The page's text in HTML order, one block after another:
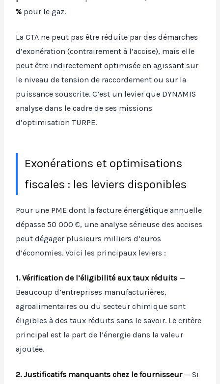
% pour le gaz.
La CTA ne peut pas être réduite par des démarches
d’exonération (contrairement à l’accise), mais elle
peut être indirectement optimisée en agissant sur
le niveau de tension de raccordement ou sur la
puissance souscrite. C’est un levier que DYNAMIS
analyse dans le cadre de ses missions
d’optimisation TURPE.
Exonérations et optimisations
fiscales : les leviers disponibles
Pour une PME dont la facture énergétique annuelle
dépasse 50 000 €, une analyse sérieuse des accises
peut dégager plusieurs milliers d’euros
d’économies. Voici les principaux leviers :
1. Vérification de l’éligibilité aux taux réduits —
Beaucoup d’entreprises manufacturières,
agroalimentaires ou du secteur chimique sont
éligibles à des taux réduits sans le savoir. Le critère
principal est la part de l’énergie dans la valeur
ajoutée.
2. Justificatifs manquants chez le fournisseur— Si